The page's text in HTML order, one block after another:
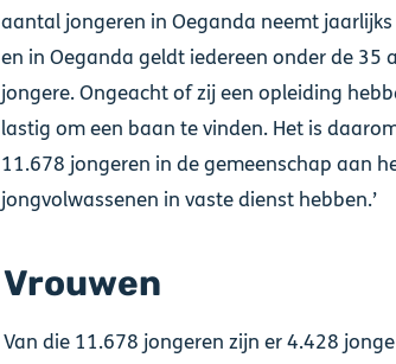
aantal jongeren in Oeganda neemt
en in Oeganda geldt iedereen onder de 35
jongere. Ongeacht of zij een opleiding
lastig om een baan te vinden. Het is
11.678 jongeren in de gemeenschap aan
jongvolwassenen in vaste dienst hebben.’
Vrouwen
Van die 11.678 jongeren zijn er 4.428